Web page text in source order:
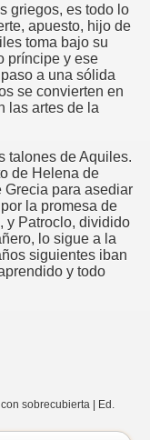
griegos, es todo lo
apuesto, hijo de
toma bajo su
príncipe y ese
a una sólida
se convierten en
las artes de la
talones de Aquiles.
de Helena de
Grecia para asediar
la promesa de
y Patroclo, dividido
lo sigue a la
siguientes iban
y todo
sobrecubierta | Ed.